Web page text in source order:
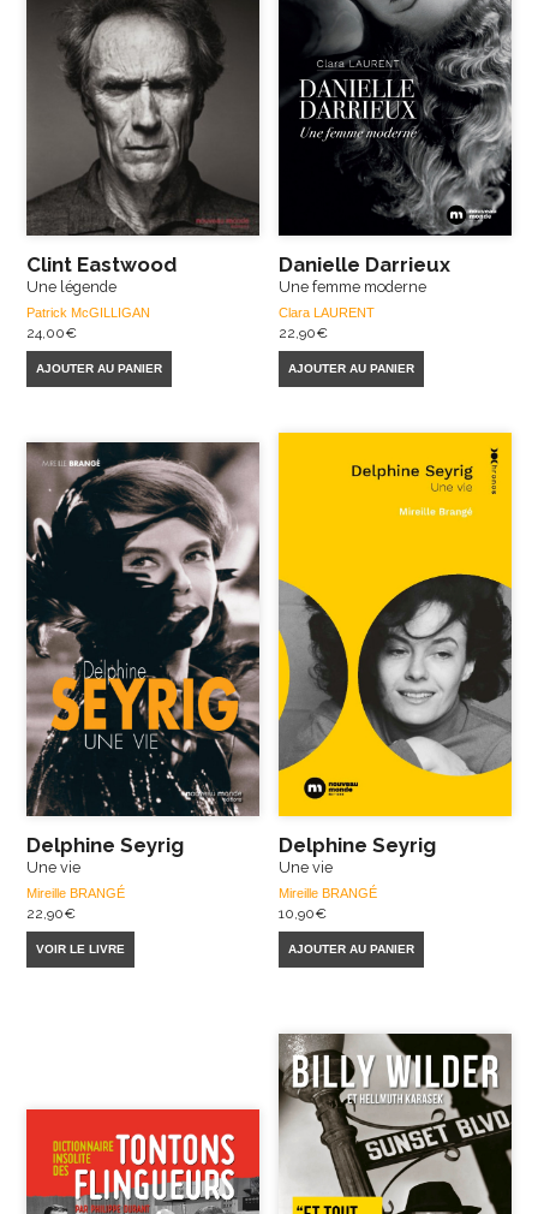
Clint Eastwood
Une légende
Patrick McGILLIGAN
24,00€
AJOUTER AU PANIER
Danielle Darrieux
Une femme moderne
Clara LAURENT
22,90€
AJOUTER AU PANIER
Delphine Seyrig
Une vie
Mireille BRANGÉ
22,90€
VOIR LE LIVRE
Delphine Seyrig
Une vie
Mireille BRANGÉ
10,90€
AJOUTER AU PANIER